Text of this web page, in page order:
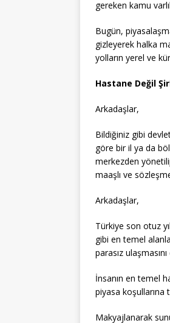
gereken kamu
Bugün,
gizleyerek halka
yolların yerel ve
Hastane Değil
Arkadaşlar,
Bildiğiniz gibi
göre bir il ya da
merkezden
maaşlı ve
Arkadaşlar,
Türkiye son otuz
gibi en temel
parasız
İnsanın en temel
piyasa
Makyajlanarak